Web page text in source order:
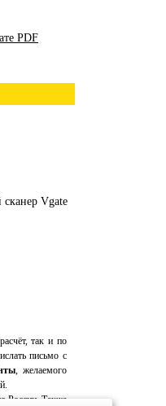
PDF
Vgate
так и по
письмо с
, желаемого
России. Также